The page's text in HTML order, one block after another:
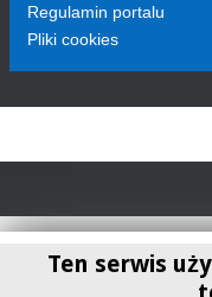
Regulamin portalu
Pliki cookies
Ten serwis